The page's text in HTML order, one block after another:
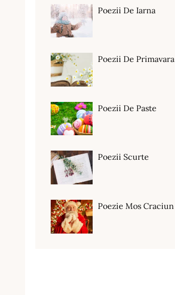
Poezii De Iarna
Poezii De Primavara
Poezii De Paste
Poezii Scurte
Poezie Mos Craciun